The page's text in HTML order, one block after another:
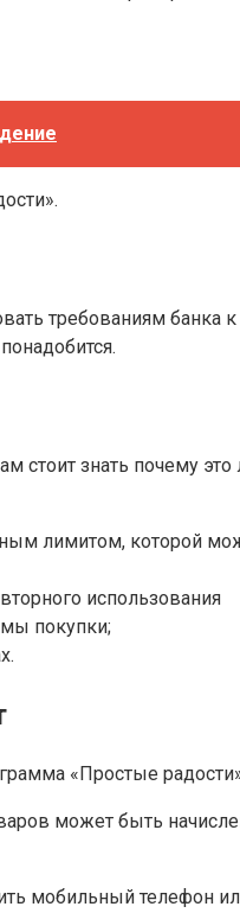
требованиям
знать почему это
лимитом, которой
использования
покупки;
«Простые
может быть
мобильный телефон